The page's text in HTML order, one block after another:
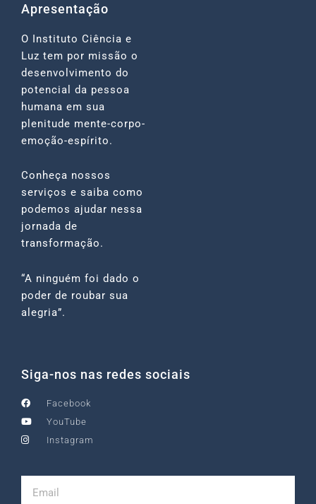
Apresentação
O Instituto Ciência e
Luz tem por missão o
desenvolvimento do
potencial da pessoa
humana em sua
plenitude mente-corpo-
emoção-espírito.
Conheça nossos
serviços e saiba como
podemos ajudar nessa
jornada de
transformação.
“A ninguém foi dado o
poder de roubar sua
alegria”.
Siga-nos nas redes sociais
Facebook
YouTube
Instagram